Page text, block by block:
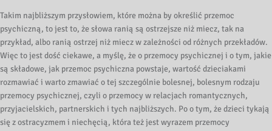
Takim najbliższym przysłowiem, które można by określić przemoc
psychiczną, to jest to, że słowa ranią są ostrzejsze niż miecz, tak na
przykład, albo ranią ostrzej niż miecz w zależności od różnych przekładów.
Więc to jest dość ciekawe, a myślę, że o przemocy psychicznej i o tym, jakie
są składowe, jak przemoc psychiczna powstaje, wartość dzieciakami
rozmawiać i warto zmawiać o tej szczególnie bolesnej, bolesnym rodzaju
przemocy psychicznej, czyli o przemocy w relacjach romantycznych,
przyjacielskich, partnerskich i tych najbliższych. Po o tym, że dzieci tykają
się z ostracyzmem i niechęcią, która też jest wyrazem przemocy